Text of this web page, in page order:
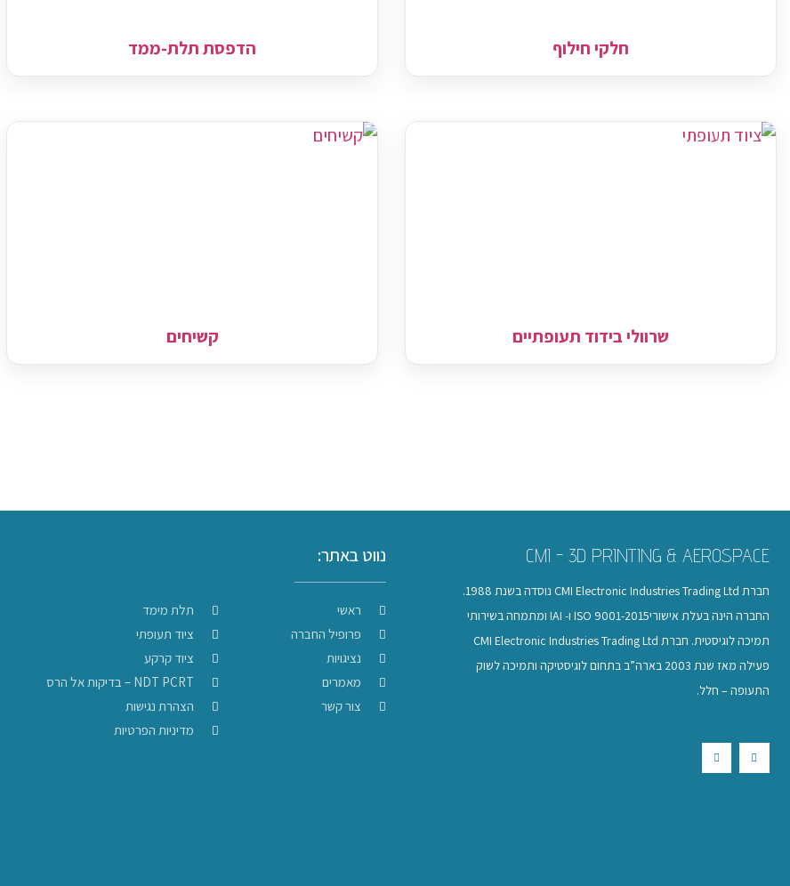
חלקי חילוף הדפסת תלת-ממד
שרוולי בידוד תעופתיים קשיחים
CMI - 3D PRINTING & AEROSPACE
חברת CMI Electronic Industries Trading Ltd נוסדה בשנת 1988.
החברה הינה בעלת אישוריISO 9001-2015 ו- IAI ומתמחה בשירותי
תמיכה לוגיסטית. חברת CMI Electronic Industries Trading Ltd
פעילה מאז שנת 2003 בארה”ב בתחום לוגיסטיקה ותמיכה לשוק
התעופה – חלל.
נווט באתר:
ראשי
פרופיל החברה
נציגויות
מאמרים
צור קשר
תלת מימד
ציוד תעופתי
ציוד קרקע
NDT PCRT – בדיקות אל הרס
הצהרת נגישות
מדיניות הפרטיות